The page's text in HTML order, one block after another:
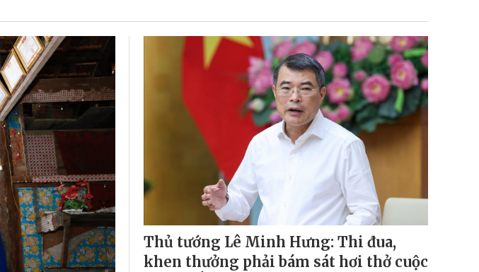
Thủ tướng Lê Minh Hưng: Thi đua,
khen thưởng phải bám sát hơi thở cuộc